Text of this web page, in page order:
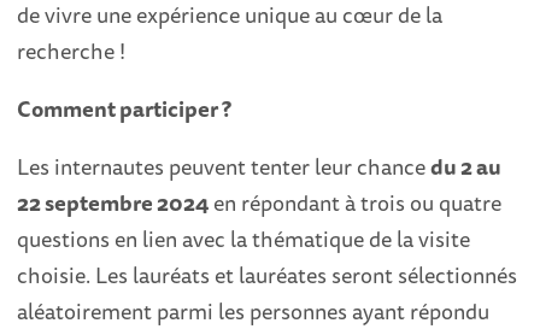
de vivre une expérience unique au cœur de la
recherche !
Comment participer ?
Les internautes peuvent tenter leur chancedu 2 au
22 septembre 2024en répondant à trois ou quatre
questions en lien avec la thématique de la visite
choisie. Les lauréats et lauréates seront sélectionnés
aléatoirement parmi les personnes ayant répondu